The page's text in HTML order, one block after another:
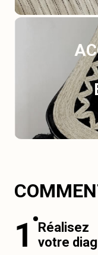
1
Réalisez
votre